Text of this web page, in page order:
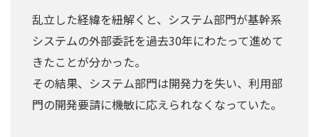
乱立した経緯を紐解くと、システム部門が基幹系
システムの外部委託を過去30年にわたって進めて
きたことが分かった。
その結果、システム部門は開発力を失い、利用部
門の開発要請に機敏に応えられなくなっていた。